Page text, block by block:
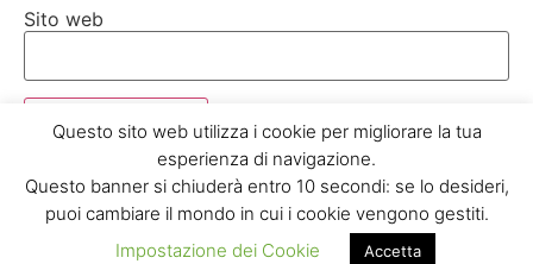
Sito web
Questo sito web utilizza i cookie per migliorare la tua
esperienza di navigazione.
Questo banner si chiuderà entro 10 secondi: se lo desideri,
puoi cambiare il mondo in cui i cookie vengono gestiti.
Impostazione dei Cookie
Accetta